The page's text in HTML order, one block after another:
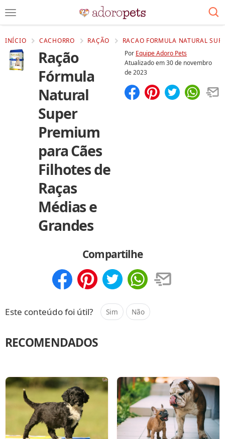
INÍCIO CACHORRO RAÇÃO RACAO FORMULA NATURAL
Ração
Fórmula
Natural
Super
Premium
para Cães
Filhotes de
Raças
Médias e
Grandes
Por Equipe Adoro Pets
Atualizado em30 de novembro
de 2023
Compartilhe
Este conteúdo foi útil? Sim Não
RECOMENDADOS